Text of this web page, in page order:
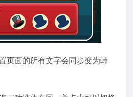
页面的所有文字会同步变为韩